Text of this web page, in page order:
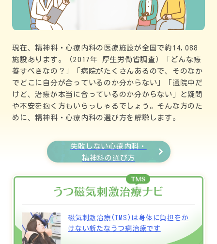
現在、精神科・心療内科の医療施設が全国で約14,088
施設あります。（2017年 厚生労働省調査）「どんな療
養すべきなの？」「病院がたくさんあるので、そのなか
でどこに自分が合っているのか分からない」「通院中だ
けど、治療が本当に合っているのか分からない」と疑問
や不安を抱く方もいらっしゃるでしょう。そんな方のた
めに、精神科・心療内科の選び方を解説します。
失敗しない心療内科・
精神科の選び方
磁気刺激治療(TMS)は身体に負担をか
けない新たなうつ病治療です